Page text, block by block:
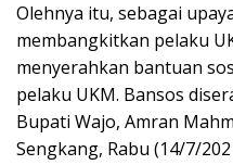
Olehnya itu, sebagai
membangkitkan pelaku
menyerahkan bantuan
pelaku UKM. Bansos
Bupati Wajo, Amran
Sengkang, Rabu (14/7/